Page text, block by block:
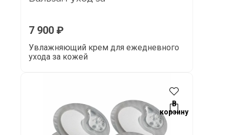
7 900 ₽
Увлажняющий крем для ежедневного
ухода за кожей
В
корзину